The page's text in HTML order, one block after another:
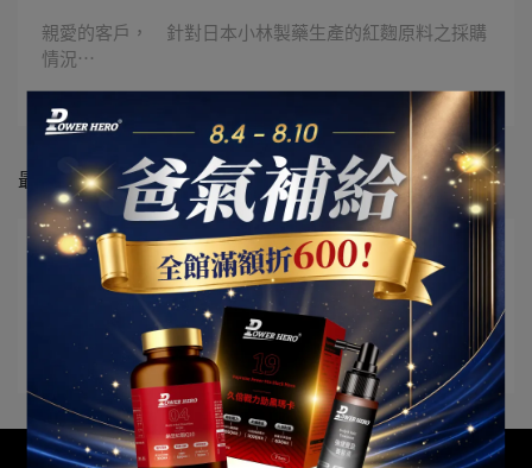
親愛的客戶， 針對日本小林製藥生產的紅麴原料之採購
情況⋯
最新動態
【公告】PowerHero專利納豆紅麴
Q10膠囊｜2024.04.10最新聲明
2024-04-10